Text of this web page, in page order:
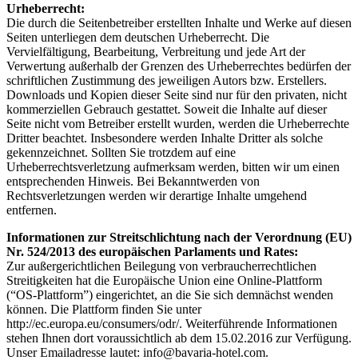
Urheberrecht:
Die durch die Seitenbetreiber erstellten Inhalte und Werke auf diesen
Seiten unterliegen dem deutschen Urheberrecht. Die
Vervielfältigung, Bearbeitung, Verbreitung und jede Art der
Verwertung außerhalb der Grenzen des Urheberrechtes bedürfen der
schriftlichen Zustimmung des jeweiligen Autors bzw. Erstellers.
Downloads und Kopien dieser Seite sind nur für den privaten, nicht
kommerziellen Gebrauch gestattet. Soweit die Inhalte auf dieser
Seite nicht vom Betreiber erstellt wurden, werden die Urheberrechte
Dritter beachtet. Insbesondere werden Inhalte Dritter als solche
gekennzeichnet. Sollten Sie trotzdem auf eine
Urheberrechtsverletzung aufmerksam werden, bitten wir um einen
entsprechenden Hinweis. Bei Bekanntwerden von
Rechtsverletzungen werden wir derartige Inhalte umgehend
entfernen.
Informationen zur Streitschlichtung nach der Verordnung (EU)
Nr. 524/2013 des europäischen Parlaments und Rates:
Zur außergerichtlichen Beilegung von verbraucherrechtlichen
Streitigkeiten hat die Europäische Union eine Online-Plattform
(“OS-Plattform”) eingerichtet, an die Sie sich demnächst wenden
können. Die Plattform finden Sie unter
http://ec.europa.eu/consumers/odr/. Weiterführende Informationen
stehen Ihnen dort voraussichtlich ab dem 15.02.2016 zur Verfügung.
Unser Emailadresse lautet: info@bavaria-hotel.com.